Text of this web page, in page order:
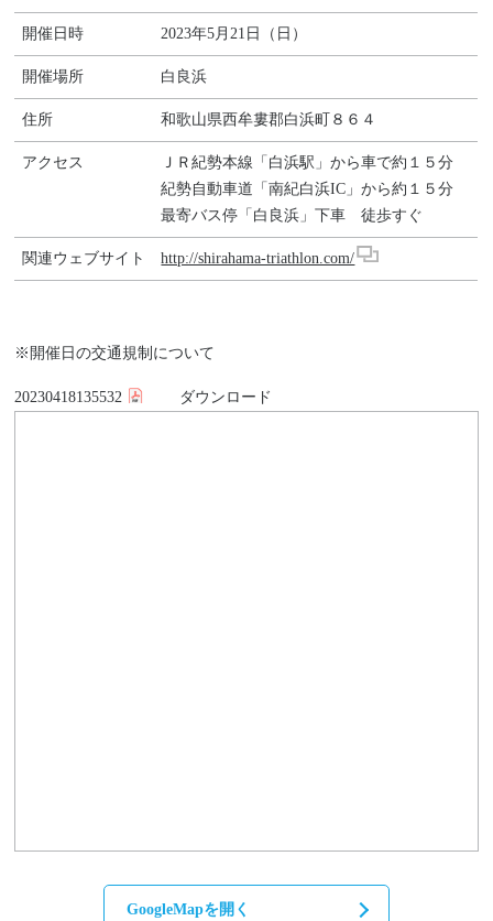
開催日時 2023年5月21日（日）
開催場所 白良浜
住所 和歌山県西牟婁郡白浜町８６４
アクセス
ＪＲ紀勢本線「白浜駅」から車で約１５分
紀勢自動車道「南紀白浜IC」から約１５分
最寄バス停「白良浜」下車 徒歩すぐ
関連ウェブサイト http://shirahama-triathlon.com/
※開催日の交通規制について
20230418135532 ダウンロード
GoogleMapを開く